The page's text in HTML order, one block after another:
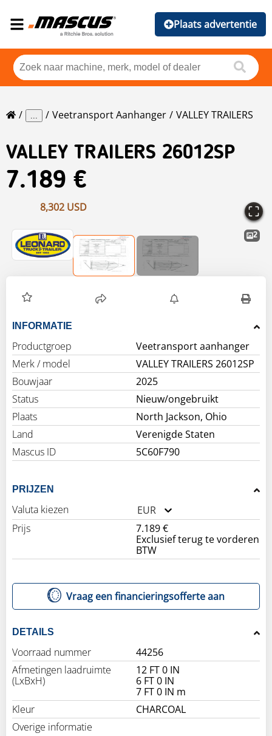
Plaats advertentie
... Veetransport Aanhanger VALLEY TRAILERS
VALLEY TRAILERS 26012SP
7.189 €
8,302 USD
2
INFORMATIE
Productgroep
Veetransport aanhanger
Merk / model
VALLEY TRAILERS 26012SP
Bouwjaar
2025
Status
Nieuw/ongebruikt
Plaats
North Jackson, Ohio
Land
Verenigde Staten
Mascus ID
5C60F790
PRIJZEN
Valuta kiezen
EUR
Prijs
7.189 €
Exclusief terug te vorderen
BTW
Vraag een financieringsofferte aan
DETAILS
Voorraad nummer
44256
Afmetingen laadruimte
(LxBxH)
12 FT 0 IN
6 FT 0 IN
7 FT 0 IN m
Kleur
CHARCOAL
Overige informatie